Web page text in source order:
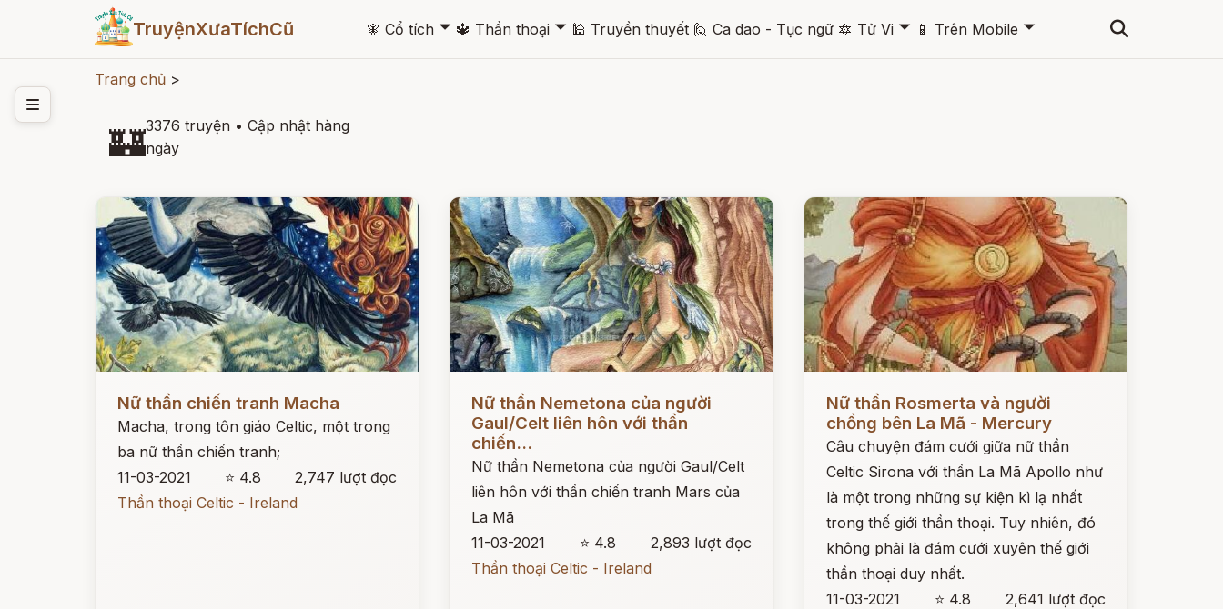
TruyệnXưaTíchCũ 🧚 Cổ tích 🞃 🔱 Thần thoại 🞃 🕌 Truyền thuyết 🙋 Ca dao - Tục ngữ 🔯 Tử Vi 🞃 📱 Trên Mobile 🞃
Trang chủ >
🏰3376 truyện • Cập nhật hàng
ngày
Nữ thần chiến tranh Macha
Macha, trong tôn giáo Celtic, một trong
ba nữ thần chiến tranh;
11-03-2021
⭐ 4.8
2,747 lượt đọc
Thần thoại Celtic - Ireland
Nữ thần Nemetona của người
Gaul/Celt liên hôn với thần
chiến...
Nữ thần Nemetona của người Gaul/Celt
liên hôn với thần chiến tranh Mars của
La Mã
11-03-2021
⭐ 4.8
2,893 lượt đọc
Thần thoại Celtic - Ireland
Nữ thần Rosmerta và người
chồng bên La Mã - Mercury
Câu chuyện đám cưới giữa nữ thần
Celtic Sirona với thần La Mã Apollo như
là một trong những sự kiện kì lạ nhất
trong thế giới thần thoại. Tuy nhiên, đó
không phải là đám cưới xuyên thế giới
thần thoại duy nhất.
11-03-2021
⭐ 4.8
2,641 lượt đọc